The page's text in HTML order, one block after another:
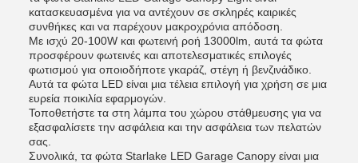
κατασκευασμένα για να αντέχουν σε σκληρές καιρικές
συνθήκες και να παρέχουν μακροχρόνια απόδοση.
Με ισχύ 20-100W και φωτεινή ροή 13000lm, αυτά τα φώτα
προσφέρουν φωτεινές και αποτελεσματικές επιλογές
φωτισμού για οποιοδήποτε γκαράζ, στέγη ή βενζινάδικο.
Αυτά τα φώτα LED είναι μια τέλεια επιλογή για χρήση σε μια
ευρεία ποικιλία εφαρμογών.
Τοποθετήστε τα στη λάμπα του χώρου στάθμευσης για να
εξασφαλίσετε την ασφάλεια και την ασφάλεια των πελατών
σας.
Συνολικά, τα φώτα Starlake LED Garage Canopy είναι μια